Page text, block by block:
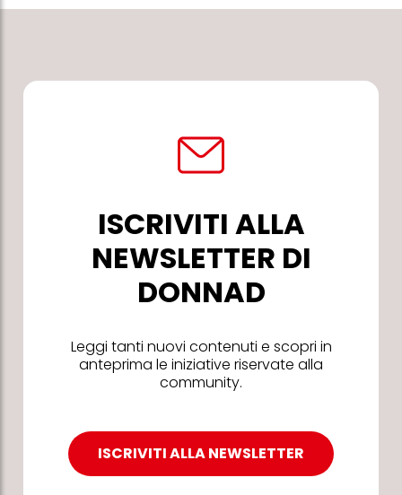
ISCRIVITI ALLA
NEWSLETTER DI
DONNAD
Leggi tanti nuovi contenuti e scopri in
anteprima le iniziative riservate alla
community.
ISCRIVITI ALLA NEWSLETTER